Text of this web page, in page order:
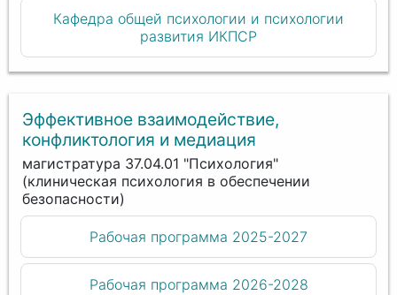
Кафедра общей психологии и психологии
развития ИКПСР
Эффективное взаимодействие,
конфликтология и медиация
магистратура 37.04.01 "Психология"
(клиническая психология в обеспечении
безопасности)
Рабочая программа 2025-2027
Рабочая программа 2026-2028